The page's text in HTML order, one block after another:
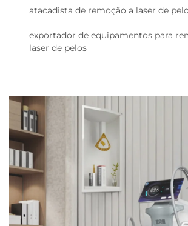
atacadista de remoção a laser de
exportador de equipamentos para
laser de pelos